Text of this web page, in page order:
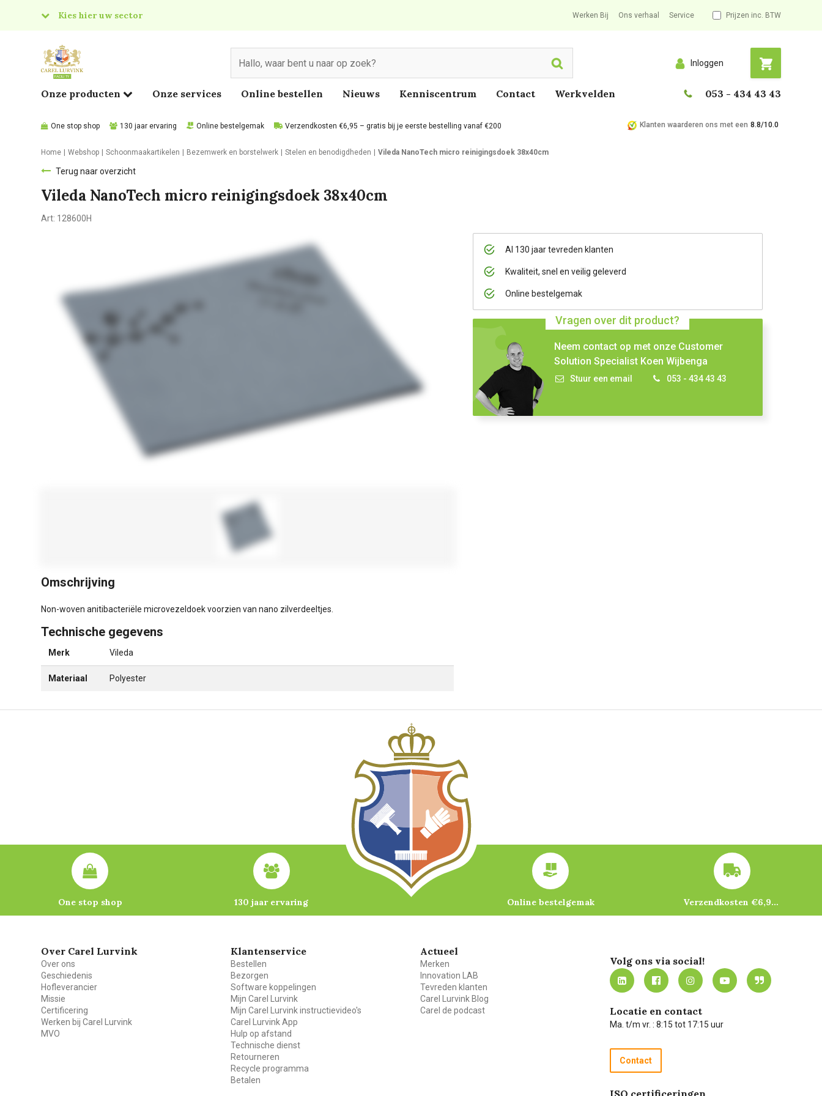
Kies hier uw sector
Food
Werken Bij Ons verhaal Service Prijzen inc. BTW
Search Inloggen
Onze producten Onze services Online bestellen Nieuws Kenniscentrum Contact Werkvelden 053 - 434 43 43
One stop shop 130 jaar ervaring Online bestelgemak Verzendkosten €6,95 – gratis bij je eerste bestelling vanaf €200 Klanten waarderen ons met een 8.8/10.0
Home Webshop Schoonmaakartikelen Bezemwerk en borstelwerk Stelen en benodigdheden Vileda NanoTech micro reinigingsdoek 38x40cm
Terug naar overzicht
Vileda NanoTech micro reinigingsdoek 38x40cm
Art: 128600H
Al 130 jaar tevreden klanten
Kwaliteit, snel en veilig geleverd
Online bestelgemak
Vragen over dit product?
Neem contact op met onze Customer
Solution Specialist Koen Wijbenga
Stuur een email 053 - 434 43 43
Omschrijving
Non-woven anitibacteriële microvezeldoek voorzien van nano zilverdeeltjes.
Technische gegevens
Merk Vileda
Materiaal Polyester
One stop shop 130 jaar ervaring Online bestelgemak Verzendkosten €6,95 – gratis bij je eerste bestelling vanaf €200
Over Carel Lurvink
Over ons
Geschiedenis
Hofleverancier
Missie
Certificering
Werken bij Carel Lurvink
MVO
Klantenservice
Bestellen
Bezorgen
Software koppelingen
Mijn Carel Lurvink
Mijn Carel Lurvink instructievideo's
Carel Lurvink App
Hulp op afstand
Technische dienst
Retourneren
Recycle programma
Betalen
Actueel
Merken
Innovation LAB
Tevreden klanten
Carel Lurvink Blog
Carel de podcast
Volg ons via social!
Locatie en contact
Ma. t/m vr. : 8:15 tot 17:15 uur
Contact
ISO certificeringen